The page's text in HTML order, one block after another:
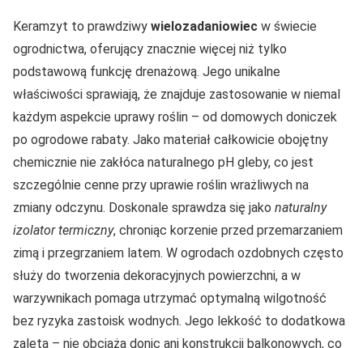
Keramzyt to prawdziwy wielozadaniowiec w świecie
ogrodnictwa, oferujący znacznie więcej niż tylko
podstawową funkcję drenażową. Jego unikalne
właściwości sprawiają, że znajduje zastosowanie w niemal
każdym aspekcie uprawy roślin – od domowych doniczek
po ogrodowe rabaty. Jako materiał całkowicie obojętny
chemicznie nie zakłóca naturalnego pH gleby, co jest
szczególnie cenne przy uprawie roślin wrażliwych na
zmiany odczynu. Doskonale sprawdza się jako naturalny
izolator termiczny, chroniąc korzenie przed przemarzaniem
zimą i przegrzaniem latem. W ogrodach ozdobnych często
służy do tworzenia dekoracyjnych powierzchni, a w
warzywnikach pomaga utrzymać optymalną wilgotność
bez ryzyka zastoisk wodnych. Jego lekkość to dodatkowa
zaleta – nie obciąża donic ani konstrukcji balkonowych, co